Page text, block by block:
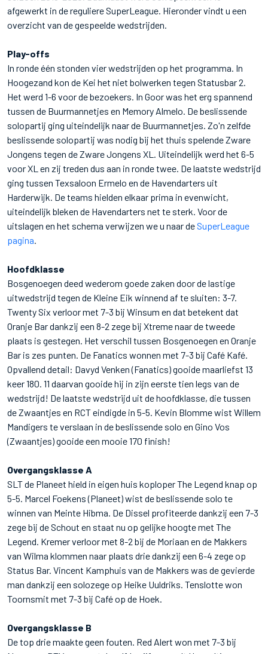
afgewerkt in de reguliere SuperLeague. Hieronder vindt u een
overzicht van de gespeelde wedstrijden.
Play-offs
In ronde één stonden vier wedstrijden op het programma. In
Hoogezand kon de Kei het niet bolwerken tegen Statusbar 2.
Het werd 1-6 voor de bezoekers. In Goor was het erg spannend
tussen de Buurmannetjes en Memory Almelo. De beslissende
solopartij ging uiteindelijk naar de Buurmannetjes. Zo'n zelfde
beslissende solopartij was nodig bij het thuis spelende Zware
Jongens tegen de Zware Jongens XL. Uiteindelijk werd het 6-5
voor XL en zij treden dus aan in ronde twee. De laatste wedstrijd
ging tussen Texsaloon Ermelo en de Havendarters uit
Harderwijk. De teams hielden elkaar prima in evenwicht,
uiteindelijk bleken de Havendarters net te sterk. Voor de
uitslagen en het schema verwijzen we u naar deSuperLeague
pagina
Hoofdklasse
Bosgenoegen deed wederom goede zaken door de lastige
uitwedstrijd tegen de Kleine Eik winnend af te sluiten: 3-7.
Twenty Six verloor met 7-3 bij Winsum en dat betekent dat
Oranje Bar dankzij een 8-2 zege bij Xtreme naar de tweede
plaats is gestegen. Het verschil tussen Bosgenoegen en Oranje
Bar is zes punten. De Fanatics wonnen met 7-3 bij Café Kafé.
Opvallend detail: Davyd Venken (Fanatics) gooide maarliefst 13
keer 180. 11 daarvan gooide hij in zijn eerste tien legs van de
wedstrijd! De laatste wedstrijd uit de hoofdklasse, die tussen
de Zwaantjes en RCT eindigde in 5-5. Kevin Blomme wist Willem
Mandigers te verslaan in de beslissende solo en Gino Vos
(Zwaantjes) gooide een mooie 170 finish!
Overgangsklasse A
SLT de Planeet hield in eigen huis koploper The Legend knap op
5-5. Marcel Foekens (Planeet) wist de beslissende solo te
winnen van Meinte Hibma. De Dissel profiteerde dankzij een 7-3
zege bij de Schout en staat nu op gelijke hoogte met The
Legend. Kremer verloor met 8-2 bij de Moriaan en de Makkers
van Wilma klommen naar plaats drie dankzij een 6-4 zege op
Status Bar. Vincent Kamphuis van de Makkers was de gevierde
man dankzij een solozege op Heike Uuldriks. Tenslotte won
Toornsmit met 7-3 bij Café op de Hoek.
Overgangsklasse B
De top drie maakte geen fouten. Red Alert won met 7-3 bij